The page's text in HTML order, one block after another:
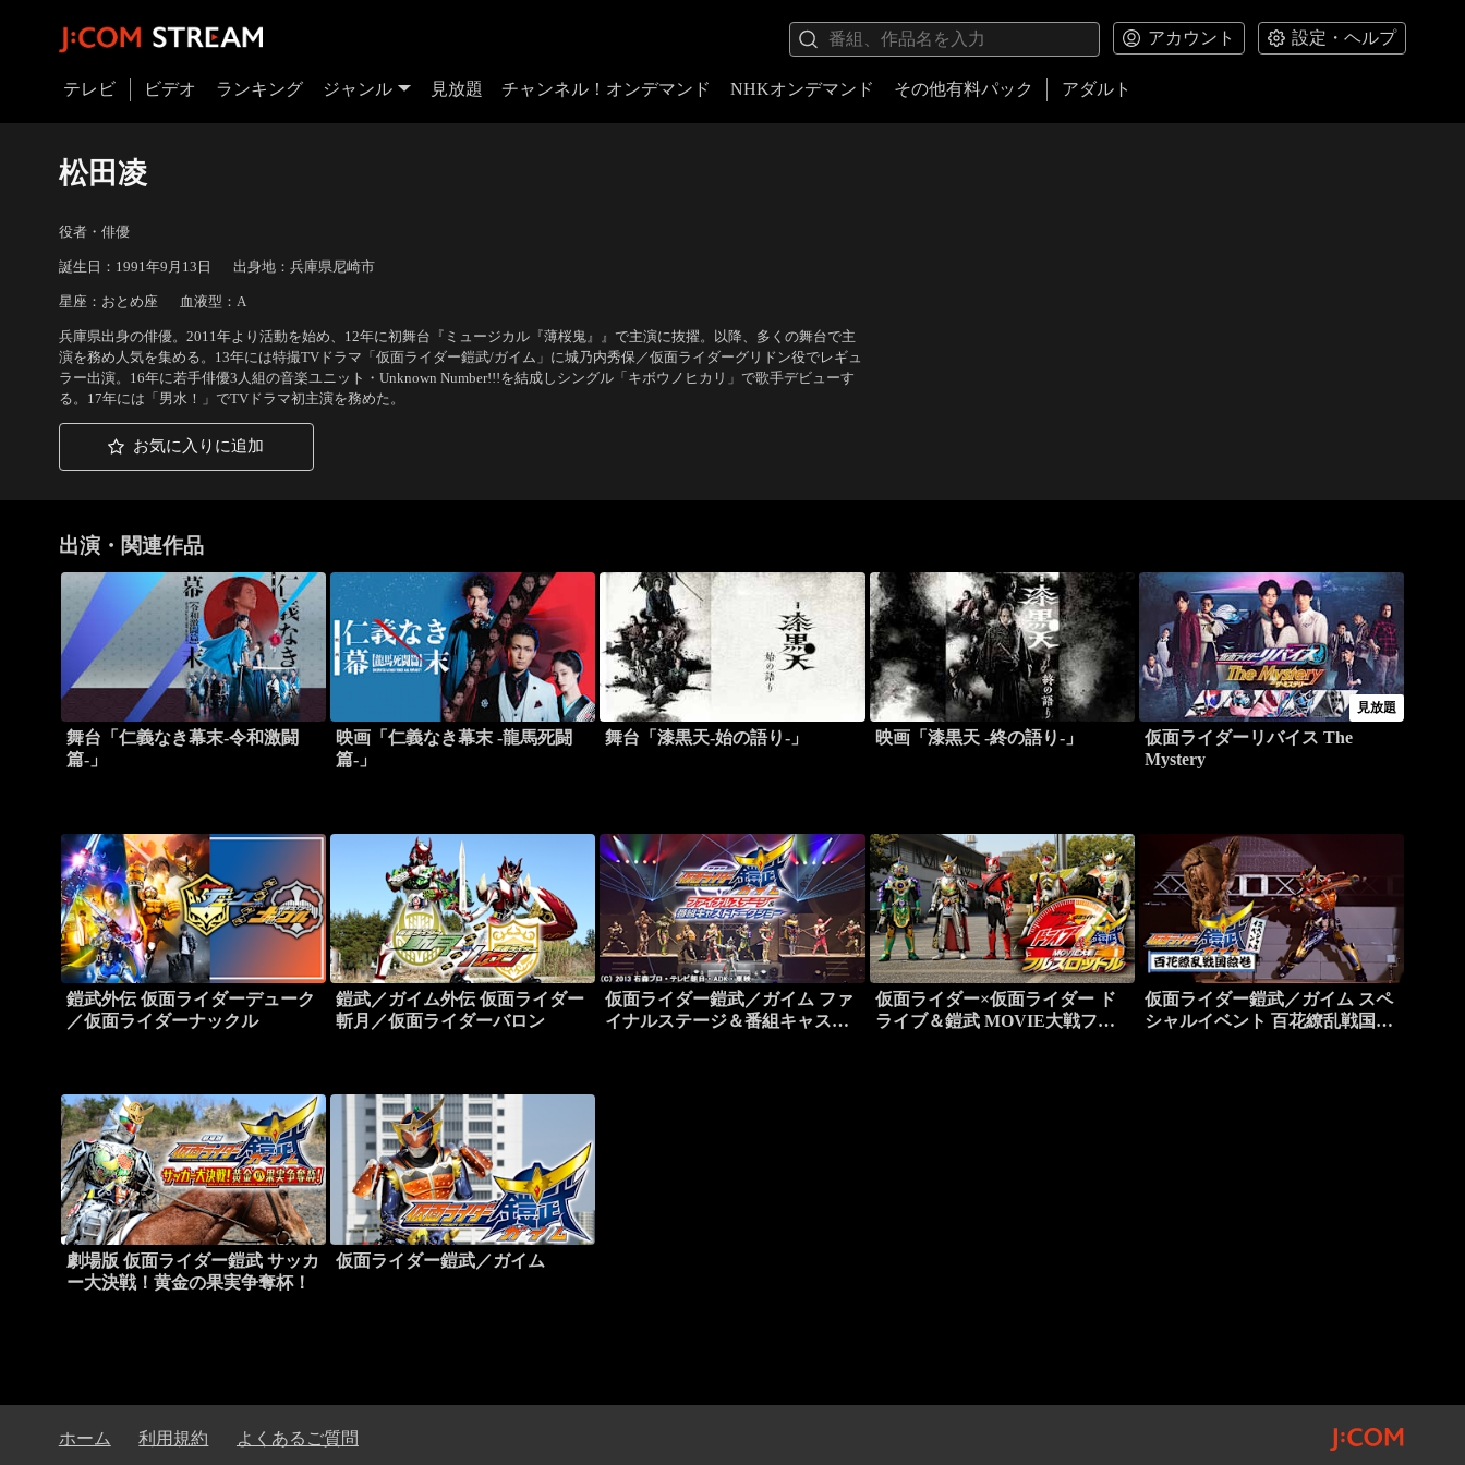
アカウント 設定・ヘルプ
テレビ ビデオ ランキング ジャンル 見放題 チャンネル！オンデマンド NHKオンデマンド その他有料パック アダルト
松田凌
役者・俳優
誕生日：1991年9月13日 出身地：兵庫県尼崎市
星座：おとめ座 血液型：A
兵庫県出身の俳優。2011年より活動を始め、12年に初舞台『ミュージカル『薄桜鬼』』で主演に抜擢。以降、多くの舞台で主
演を務め人気を集める。13年には特撮TVドラマ「仮面ライダー鎧武/ガイム」に城乃内秀保／仮面ライダーグリドン役でレギュ
ラー出演。16年に若手俳優3人組の音楽ユニット・Unknown Number!!!を結成しシングル「キボウノヒカリ」で歌手デビューす
る。17年には「男水！」でTVドラマ初主演を務めた。
お気に入りに追加
出演・関連作品
舞台「仁義なき幕末-令和激闘
篇-」
映画「仁義なき幕末 -龍馬死闘
篇-」
舞台「漆黒天-始の語り-」 映画「漆黒天 -終の語り-」
見放題
仮面ライダーリバイス The
Mystery
鎧武外伝 仮面ライダーデューク
／仮面ライダーナックル
鎧武／ガイム外伝 仮面ライダー
斬月／仮面ライダーバロン
仮面ライダー鎧武／ガイム ファ
イナルステージ＆番組キャスト
仮面ライダー×仮面ライダー ド
ライブ＆鎧武 MOVIE大戦フル
仮面ライダー鎧武／ガイム スペ
シャルイベント 百花繚乱戦国絵
劇場版 仮面ライダー鎧武 サッカ
ー大決戦！黄金の果実争奪杯！
仮面ライダー鎧武／ガイム
ホーム 利用規約 よくあるご質問